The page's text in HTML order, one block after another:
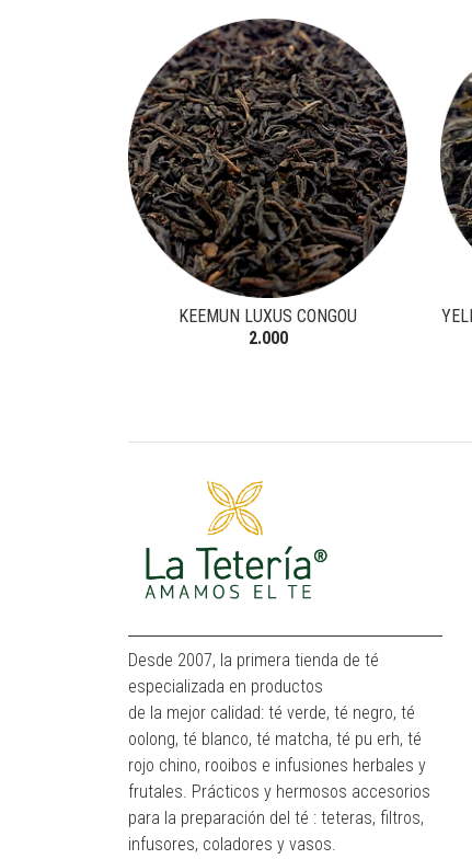
KEEMUN LUXUS CONGOU
2.000
Desde 2007, la primera tienda de té
especializada en productos
de la mejor calidad: té verde, té negro, té
oolong, té blanco, té matcha, té pu erh, té
rojo chino, rooibos e infusiones herbales y
frutales. Prácticos y hermosos accesorios
para la preparación del té : teteras, filtros,
infusores, coladores y vasos.